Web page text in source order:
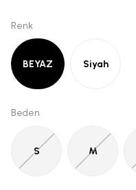
Renk
BEYAZ Siyah
Beden
S M